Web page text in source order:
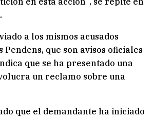
a los mismos acusados
Pendens, que son avisos oficiales
que se ha presentado una
un reclamo sobre una
que el demandante ha iniciado